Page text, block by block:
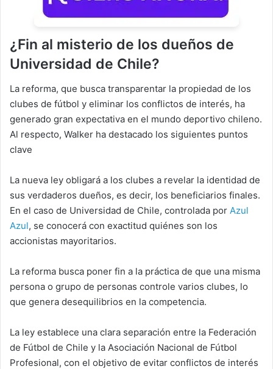
¿Fin al misterio de los dueños de
Universidad de Chile?
La reforma, que busca transparentar la propiedad de los
clubes de fútbol y eliminar los conflictos de interés, ha
generado gran expectativa en el mundo deportivo chileno.
Al respecto, Walker ha destacado los siguientes puntos
clave
La nueva ley obligará a los clubes a revelar la identidad de
sus verdaderos dueños, es decir, los beneficiarios finales.
En el caso de Universidad de Chile, controlada por Azul
Azul, se conocerá con exactitud quiénes son los
accionistas mayoritarios.
La reforma busca poner fin a la práctica de que una misma
persona o grupo de personas controle varios clubes, lo
que genera desequilibrios en la competencia.
La ley establece una clara separación entre la Federación
de Fútbol de Chile y la Asociación Nacional de Fútbol
Profesional, con el objetivo de evitar conflictos de interés